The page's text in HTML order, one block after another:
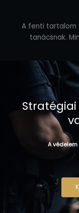
A fenti tartalom
tanácsnak.
A